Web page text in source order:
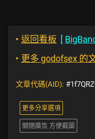
‣ 返回看板 [
‣ 更多 godofsex 的
文章代碼(AID):
更多分享選項
關閉廣告 方便截圖